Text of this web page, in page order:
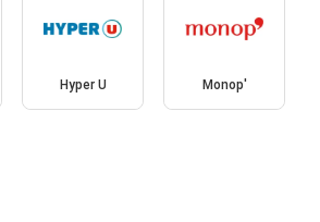
Hyper U Monop'